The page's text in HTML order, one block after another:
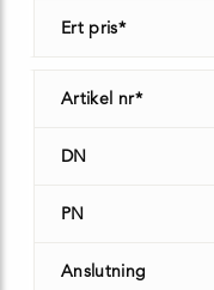
Ert pris*
Artikel nr*
DN
PN
Anslutning